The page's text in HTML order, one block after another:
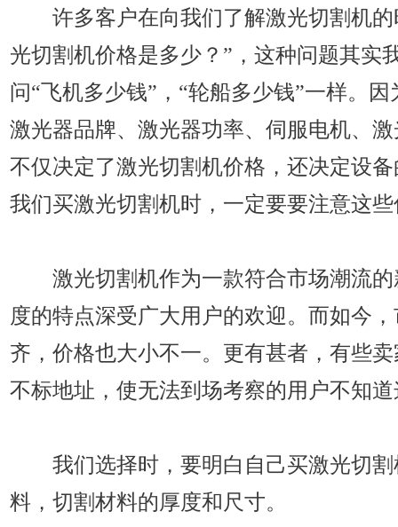
许多客户在向我们了解激光切割机的
光切割机价格是多少？”，这种问题其实
问“飞机多少钱”，“轮船多少钱”一样。
激光器品牌、激光器功率、伺服电机、
不仅决定了激光切割机价格，还决定设
我们买激光切割机时，一定要要注意这
激光切割机作为一款符合市场潮流的
度的特点深受广大用户的欢迎。而如今
齐，价格也大小不一。更有甚者，有些
不标地址，使无法到场考察的用户不知
我们选择时，要明白自己买激光切割
料，切割材料的厚度和尺寸。